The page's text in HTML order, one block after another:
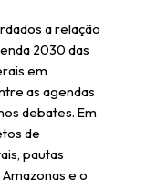
a relação
2030 das
em
as agendas
debates. Em
de
pautas
e o